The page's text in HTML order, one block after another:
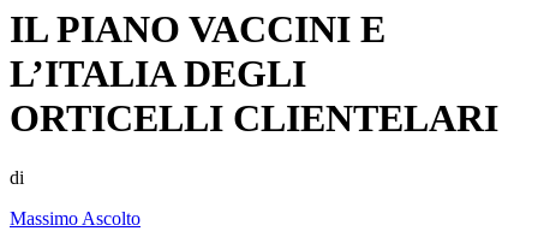
IL PIANO VACCINI E
L’ITALIA DEGLI
ORTICELLI CLIENTELARI
di
Massimo Ascolto